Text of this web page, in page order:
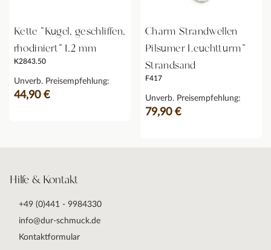
Kette "Kugel, geschliffen,
rhodiniert" 1,2 mm
K2843.50
Unverb. Preisempfehlung:
44,90 €
Charm Strandwellen
Pilsumer Leuchtturm"
Strandsand
F417
Unverb. Preisempfehlung:
79,90 €
Hilfe & Kontakt
+49 (0)441 - 9984330
info@dur-schmuck.de
Kontaktformular